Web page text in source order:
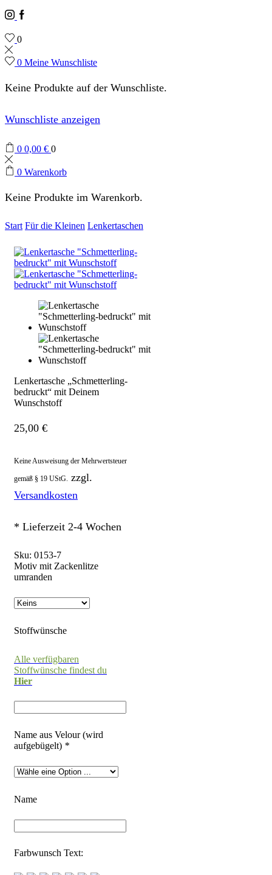
Instagram
Facebook
0
0 Meine Wunschliste
Keine Produkte auf der Wunschliste.
Wunschliste anzeigen
0 0,00 € 0
0 Warenkorb
Keine Produkte im Warenkorb.
Start Für die Kleinen Lenkertaschen
Lenkertasche „Schmetterling-
bedruckt“ mit Deinem
Wunschstoff
25,00 €
Keine Ausweisung der Mehrwertsteuer
gemäß § 19 UStG. zzgl.
Versandkosten
* Lieferzeit 2-4 Wochen
Sku: 0153-7
Motiv mit Zackenlitze
umranden
Stoffwünsche
Alle verfügbaren
Stoffwünsche findest du
Hier
Name aus Velour (wird
aufgebügelt) *
Name
Farbwunsch Text: